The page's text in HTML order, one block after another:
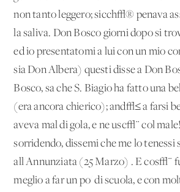
non tanto leggero; sicch√® penava
la saliva. Don Bosco giorni dopo si
ed io presentatomi a lui con un mio
sia Don Albera) questi disse a Don
Bosco, sa che S. Biagio ha fatto una
(era ancora chierico); and√≤ a farsi
aveva mal di gola, e ne usc√¨ col
sorridendo, dissemi che me lo tenessi
all'Annunziata (25 Marzo) . E cos√¨
meglio a far un po' di scuola, e con